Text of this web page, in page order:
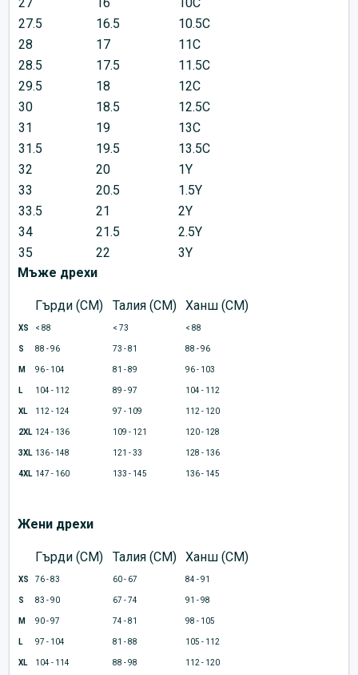
27.5
16.5
10.5C
28
17
11C
28.5
17.5
11.5C
29.5
18
12C
30
18.5
12.5C
31
19
13C
31.5
19.5
13.5C
32
20
1Y
33
20.5
1.5Y
33.5
21
2Y
34
21.5
2.5Y
35
22
3Y
Мъже дрехи
Гърди (CM) Талия (CM) Ханш (CM)
XS < 88 < 73 < 88
S 88 - 96 73 - 81 88 - 96
M 96 - 104 81 - 89 96 - 103
L 104 - 112 89 - 97 104 - 112
XL 112 - 124 97 - 109 112 - 120
2XL 124 - 136 109 - 121 120 - 128
3XL 136 - 148 121 - 33 128 - 136
4XL 147 - 160 133 - 145 136 - 145
Жени дрехи
Гърди (CM) Талия (CM) Ханш (CM)
XS 76 - 83 60 - 67 84 - 91
S 83 - 90 67 - 74 91 - 98
M 90 - 97 74 - 81 98 - 105
L 97 - 104 81 - 88 105 - 112
XL 104 - 114 88 - 98 112 - 120